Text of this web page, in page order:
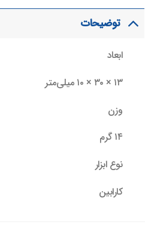
توضیحات
ابعاد
۱۳ × ۳۰ × ۱۰ میلی‌متر
وزن
۱۴ گرم
نوع ابزار
کارابین